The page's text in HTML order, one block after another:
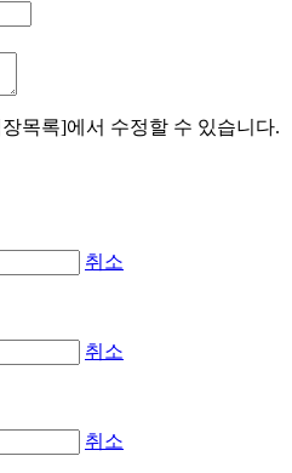
목록]에서 수정할 수 있습니다.
취소
취소
취소